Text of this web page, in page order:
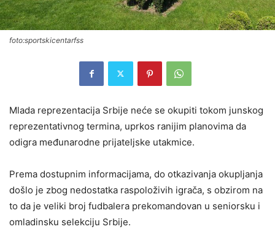
foto:sportskicentarfss
Mlada reprezentacija Srbije neće se okupiti tokom junskog
reprezentativnog termina, uprkos ranijim planovima da
odigra međunarodne prijateljske utakmice.
Prema dostupnim informacijama, do otkazivanja okupljanja
došlo je zbog nedostatka raspoloživih igrača, s obzirom na
to da je veliki broj fudbalera prekomandovan u seniorsku i
omladinsku selekciju Srbije.